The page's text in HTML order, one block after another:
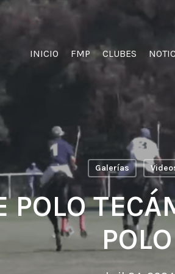
INICIO FMP CLUBES
Galerías
POLO
POLO